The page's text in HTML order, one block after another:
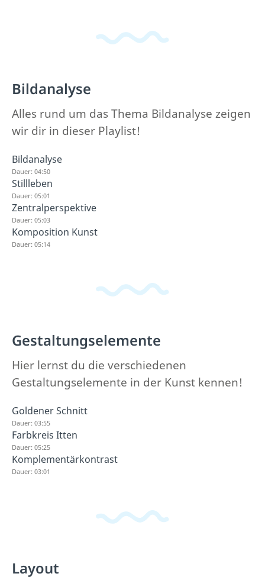
Bildanalyse
Alles rund um das Thema Bildanalyse zeigen
wir dir in dieser Playlist!
Bildanalyse
Dauer: 04:50
Stillleben
Dauer: 05:01
Zentralperspektive
Dauer: 05:03
Komposition Kunst
Dauer: 05:14
Gestaltungselemente
Hier lernst du die verschiedenen
Gestaltungselemente in der Kunst kennen!
Goldener Schnitt
Dauer: 03:55
Farbkreis Itten
Dauer: 05:25
Komplementärkontrast
Dauer: 03:01
Layout